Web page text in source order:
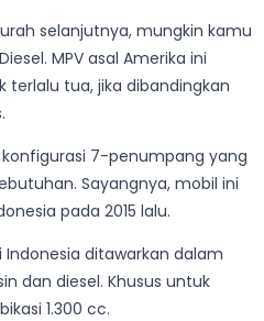
selanjutnya, mungkin kamu
MPV asal Amerika ini
tua, jika dibandingkan
7-penumpang yang
Sayangnya, mobil ini
pada 2015 lalu.
ditawarkan dalam
dan diesel. Khusus untuk
1.300 cc.